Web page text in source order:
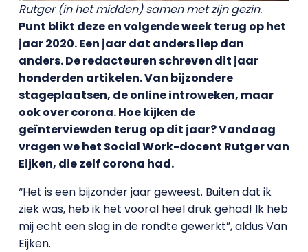
Rutger (in het midden) samen met zijn gezin.
Punt blikt deze en volgende week terug op het
jaar 2020. Een jaar dat anders liep dan
anders. De redacteuren schreven dit jaar
honderden artikelen. Van bijzondere
stageplaatsen, de online introweken, maar
ook over corona. Hoe kijken de
geïnterviewden terug op dit jaar? Vandaag
vragen we het Social Work-docent Rutger van
Eijken, die zelf corona had.
“Het is een bijzonder jaar geweest. Buiten dat ik
ziek was, heb ik het vooral heel druk gehad! Ik heb
mij echt een slag in de rondte gewerkt”, aldus Van
Eijken.